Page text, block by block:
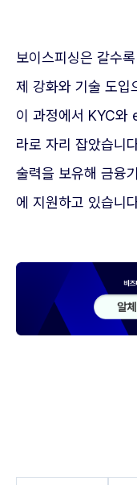
보이스피싱은 갈수
제 강화와 기술 도입
이 과정에서 KYC와
라로 자리 잡았습니
술력을 보유해 금융
에 지원하고 있습니